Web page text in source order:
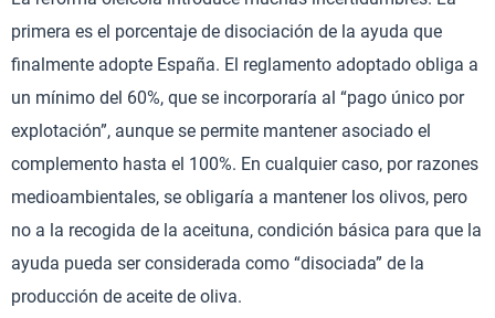
primera es el porcentaje de disociación de la ayuda que
finalmente adopte España. El reglamento adoptado obliga a
un mínimo del 60%, que se incorporaría al “pago único por
explotación”, aunque se permite mantener asociado el
complemento hasta el 100%. En cualquier caso, por razones
medioambientales, se obligaría a mantener los olivos, pero
no a la recogida de la aceituna, condición básica para que la
ayuda pueda ser considerada como “disociada” de la
producción de aceite de oliva.